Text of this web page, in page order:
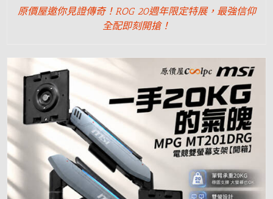
原價屋邀你見證傳奇！ROG 20週年限定特展，最強信仰
全配即刻開搶！